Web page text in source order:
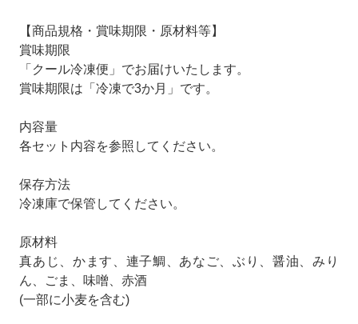
【商品規格・賞味期限・原材料等】
賞味期限
「クール冷凍便」でお届けいたします。
賞味期限は「冷凍で3か月」です。
内容量
各セット内容を参照してください。
保存方法
冷凍庫で保管してください。
原材料
真あじ、かます、連子鯛、あなご、ぶり、醤油、みり
ん、ごま、味噌、赤酒
(一部に小麦を含む)